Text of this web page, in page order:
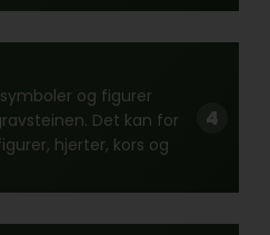
og figurer
Det kan for
hjerter, kors og